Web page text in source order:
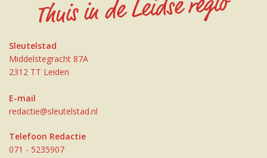
Sleutelstad
Middelstegracht 87A
2312 TT Leiden
E-mail
redactie@sleutelstad.nl
Telefoon Redactie
071 - 5235907